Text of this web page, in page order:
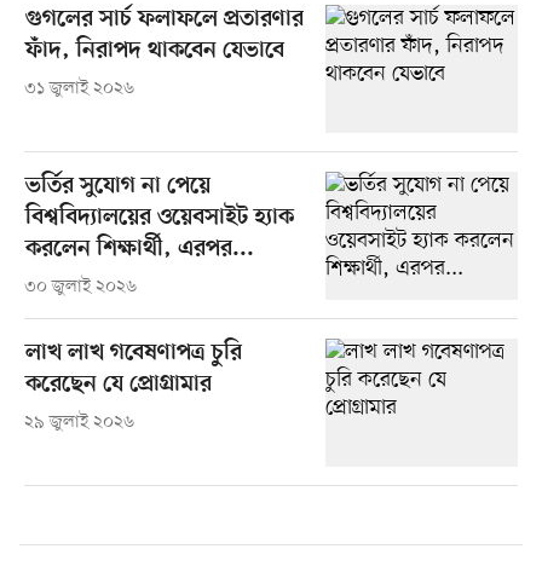
গুগলের সার্চ ফলাফলে প্রতারণার
ফাঁদ, নিরাপদ থাকবেন যেভাবে
৩১ জুলাই ২০২৬
ভর্তির সুযোগ না পেয়ে
বিশ্ববিদ্যালয়ের ওয়েবসাইট হ্যাক
করলেন শিক্ষার্থী, এরপর...
৩০ জুলাই ২০২৬
লাখ লাখ গবেষণাপত্র চুরি
করেছেন যে প্রোগ্রামার
২৯ জুলাই ২০২৬